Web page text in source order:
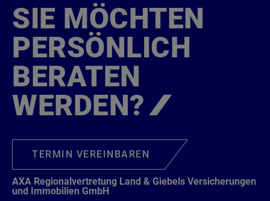
SIE MÖCHTEN
PERSÖNLICH
BERATEN
WERDEN?
TERMIN VEREINBAREN
AXA Regionalvertretung Land & Giebels Versicherungen
und Immobilien GmbH